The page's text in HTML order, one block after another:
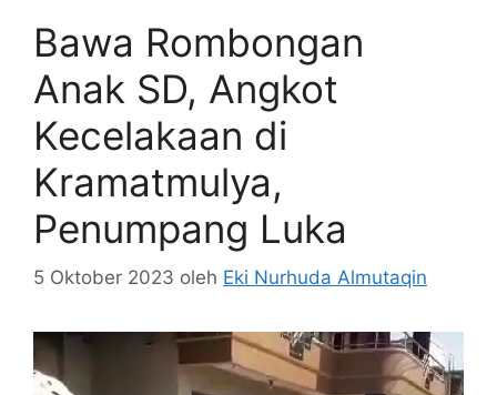
Bawa Rombongan
Anak SD, Angkot
Kecelakaan di
Kramatmulya,
Penumpang Luka
5 Oktober 2023 oleh Eki Nurhuda Almutaqin